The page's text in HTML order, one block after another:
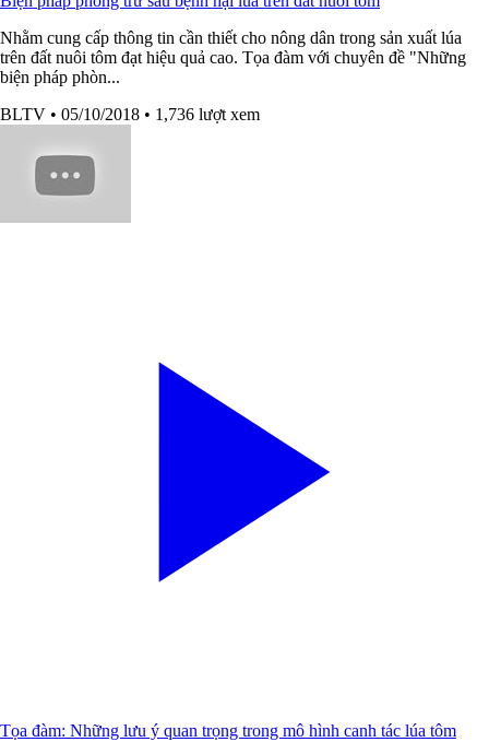
Nhằm cung cấp thông tin cần thiết cho nông dân trong sản xuất lúa
trên đất nuôi tôm đạt hiệu quả cao. Tọa đàm với chuyên đề "Những
biện pháp phòn...
BLTV • 05/10/2018 • 1,736 lượt xem
Tọa đàm: Những lưu ý quan trọng trong mô hình canh tác lúa tôm